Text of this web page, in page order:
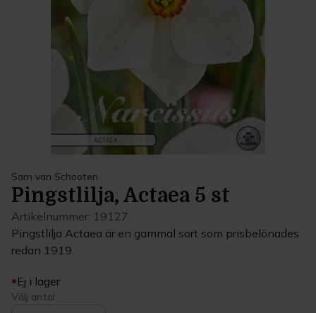
Sam van Schooten
Pingstlilja, Actaea 5 st
Artikelnummer: 19127
Pingstlilja Actaea är en gammal sort som prisbelönades
redan 1919.
Ej i lager
Välj antal